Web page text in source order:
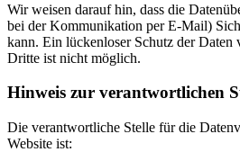
Wir weisen darauf hin, dass die
bei der Kommunikation per E-Mail)
kann. Ein lückenloser Schutz der
Dritte ist nicht möglich.
Hinweis zur verantwortlichen
Die verantwortliche Stelle für die
Website ist: